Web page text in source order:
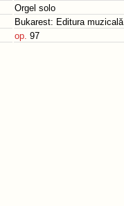
Orgel solo
Bukarest: Editura muzicală
op. 97